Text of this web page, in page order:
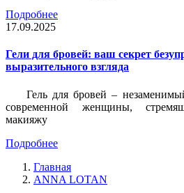
Подробнее
17.09.2025
Гели для бровей: ваш секрет
выразительного взгляда
Гель для бровей –
современной женщины,
макияжу
Подробнее
Главная
ANNA LOTAN